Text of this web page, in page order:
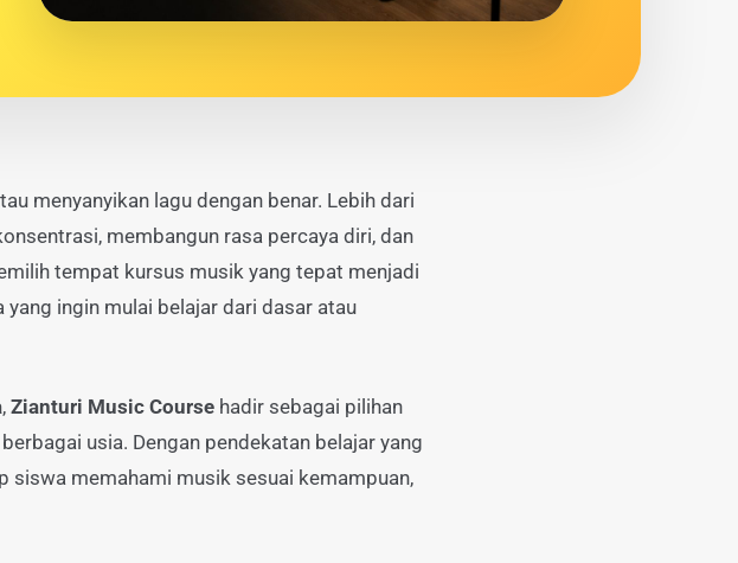
menyanyikan lagu dengan benar. Lebih dari
membangun rasa percaya diri, dan
tempat kursus musik yang tepat menjadi
ingin mulai belajar dari dasar atau
, Zianturi Music Course hadir sebagai pilihan
usia. Dengan pendekatan belajar yang
siswa memahami musik sesuai kemampuan,